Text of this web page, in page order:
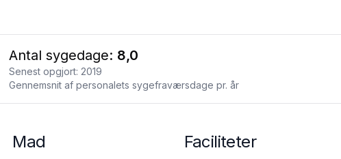
Antal sygedage: 8,0
Senest opgjort: 2019
Gennemsnit af personalets sygefraværsdage pr. år
Mad Faciliteter